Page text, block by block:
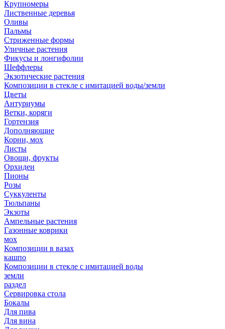
Крупномеры
Лиственные деревья
Оливы
Пальмы
Стриженные формы
Уличные растения
Фикусы и лонгифолии
Шеффлеры
Экзотические растения
Композиции в стекле с имитацией воды/земли
Цветы
Антуриумы
Ветки, коряги
Гортензия
Дополняющие
Корни, мох
Листы
Овощи, фрукты
Орхидеи
Пионы
Розы
Суккуленты
Тюльпаны
Экзоты
Ампельные растения
Газонные коврики
мох
Композиции в вазах
кашпо
Композиции в стекле с имитацией воды
земли
раздел
Сервировка стола
Бокалы
Для пива
Для вина